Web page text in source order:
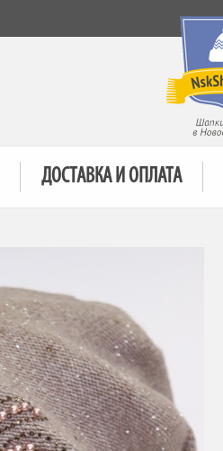
ДОСТАВКА И ОПЛАТА